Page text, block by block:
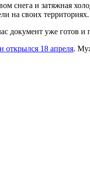
снега и затяжная
на своих территориях.
уже готов и
открылся 18 апреля.